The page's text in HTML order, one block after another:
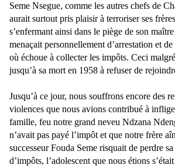
Seme Nsegue, comme les autres chefs de
aurait surtout pris plaisir à terroriser ses
s’enfermant ainsi dans le piège de son
menaçait personnellement d’arrestation et
où échoue à collecter les impôts. Ceci
jusqu’à sa mort en 1958 à refuser de
Jusqu’à ce jour, nous souffrons encore des
violences que nous avions contribué à
famille, feu notre grand neveu Ndzana
n’avait pas payé l’impôt et que notre frère
successeur Fouda Seme risquait de perdre
d’impôts, l’adolescent que nous étions